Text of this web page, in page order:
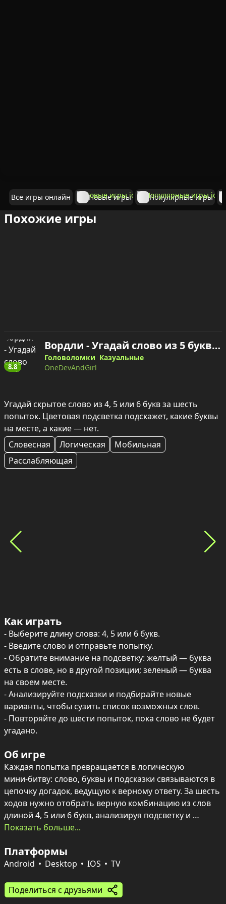
Все игры онлайн Новые игры Популярные игры
Похожие игры
8.8
Вордли - Угадай слово из 5 букв — играть онлайн
Головоломки Казуальные
OneDevAndGirl
Угадай скрытое слово из 4, 5 или 6 букв за шесть
попыток. Цветовая подсветка подскажет, какие буквы
на месте, а какие — нет.
Словесная
Логическая
Мобильная
Расслабляющая
Как играть
- Выберите длину слова: 4, 5 или 6 букв.
- Введите слово и отправьте попытку.
- Обратите внимание на подсветку: желтый — буква
есть в слове, но в другой позиции; зеленый — буква
на своем месте.
- Анализируйте подсказки и подбирайте новые
варианты, чтобы сузить список возможных слов.
- Повторяйте до шести попыток, пока слово не будет
угадано.
Об игре
Каждая попытка превращается в логическую
мини‑битву: слово, буквы и подсказки связываются в
цепочку догадок, ведущую к верному ответу. За шесть
ходов нужно отобрать верную комбинацию из слов
длиной 4, 5 или 6 букв, анализируя подсветку и
переставляя варианты в голове.
Интерфейс интуитивен, а база слов насчитывает
более 2000 записей — достаточно пространства для
Зеленая подсветка отмечает буквы на своих местах, а
желтая — буквы, которые есть в слове, но стоят не
Показать больше...
Платформы
Android Desktop IOS TV
Поделиться с друзьями